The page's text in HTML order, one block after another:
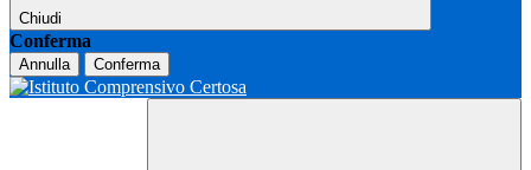
Chiudi
Conferma
Annulla Conferma